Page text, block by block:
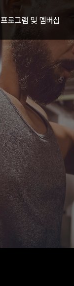
프로그램 및 멤버십